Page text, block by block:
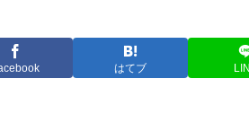
はてブ